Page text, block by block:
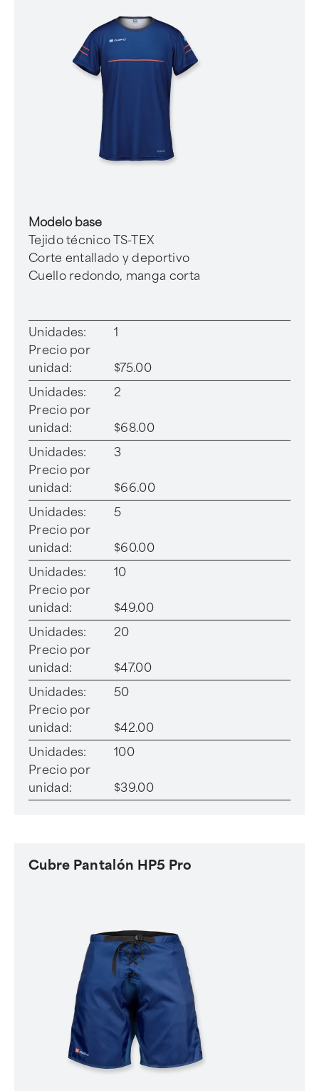
Modelo base
Tejido técnico TS-TEX
Corte entallado y deportivo
Cuello redondo, manga corta
Unidades:
1
Precio por
unidad:
$75.00
Unidades:
2
Precio por
unidad:
$68.00
Unidades:
3
Precio por
unidad:
$66.00
Unidades:
5
Precio por
unidad:
$60.00
Unidades:
10
Precio por
unidad:
$49.00
Unidades:
20
Precio por
unidad:
$47.00
Unidades:
50
Precio por
unidad:
$42.00
Unidades:
100
Precio por
unidad:
$39.00
Cubre Pantalón HP5 Pro